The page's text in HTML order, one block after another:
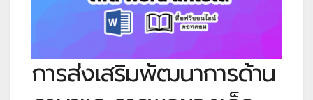
การส่งเสริมพัฒนาการด้าน